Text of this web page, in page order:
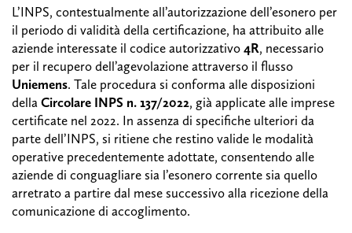
L’INPS, contestualmente all’autorizzazione dell’esonero per
il periodo di validità della certificazione, ha attribuito alle
aziende interessate il codice autorizzativo 4R, necessario
per il recupero dell’agevolazione attraverso il flusso
Uniemens. Tale procedura si conforma alle disposizioni
della Circolare INPS n. 137/2022, già applicate alle imprese
certificate nel 2022. In assenza di specifiche ulteriori da
parte dell’INPS, si ritiene che restino valide le modalità
operative precedentemente adottate, consentendo alle
aziende di conguagliare sia l’esonero corrente sia quello
arretrato a partire dal mese successivo alla ricezione della
comunicazione di accoglimento.